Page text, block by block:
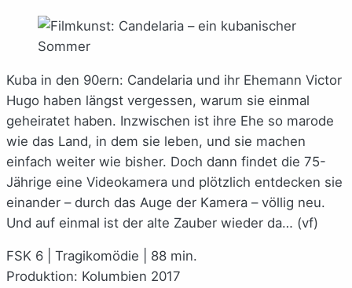
Kuba in den 90ern: Candelaria und ihr Ehemann Victor
Hugo haben längst vergessen, warum sie einmal
geheiratet haben. Inzwischen ist ihre Ehe so marode
wie das Land, in dem sie leben, und sie machen
einfach weiter wie bisher. Doch dann findet die 75-
Jährige eine Videokamera und plötzlich entdecken sie
einander – durch das Auge der Kamera – völlig neu.
Und auf einmal ist der alte Zauber wieder da… (vf)
FSK 6 | Tragikomödie | 88 min.
Produktion: Kolumbien 2017